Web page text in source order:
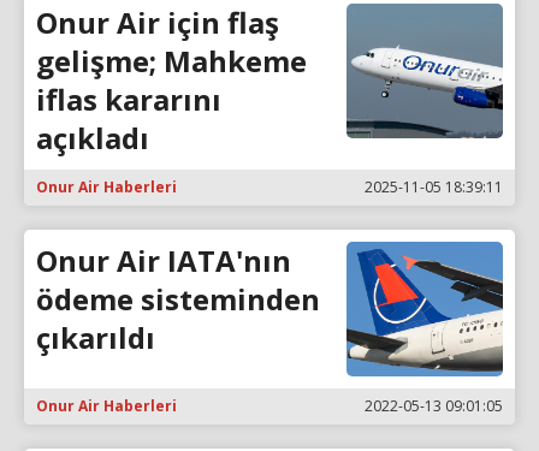
Onur Air için flaş
gelişme; Mahkeme
iflas kararını
açıkladı
Onur Air Haberleri 2025-11-05 18:39:11
Onur Air IATA'nın
ödeme sisteminden
çıkarıldı
Onur Air Haberleri 2022-05-13 09:01:05